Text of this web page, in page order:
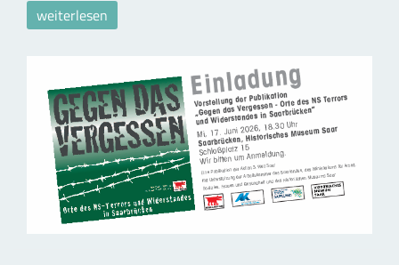
weiterlesen